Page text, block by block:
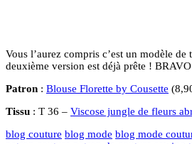
Vous l’aurez compris c’est un modèle
deuxième version est déjà prête !
Patron : Blouse Florette by Cousette
Tissu : T 36 – Viscose jungle de fleurs
blog couture blog mode blog mode